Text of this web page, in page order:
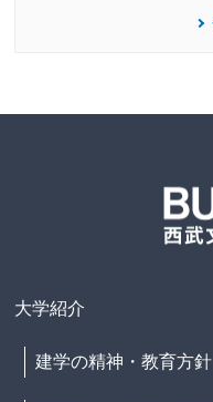
大学紹介
建学の精神・教育方針